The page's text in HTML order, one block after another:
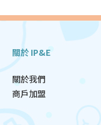
關於 IP&E
關於我們
商戶加盟